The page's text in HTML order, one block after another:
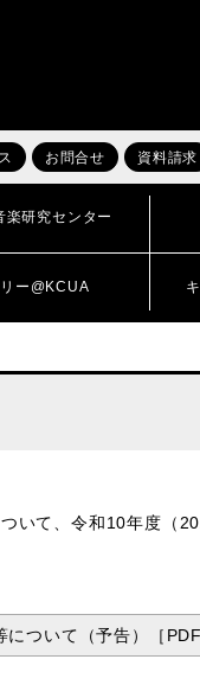
お問合せ 資料請求
楽研究センター
ー@KCUA
いて、令和10年度（
ついて（予告）［PDF